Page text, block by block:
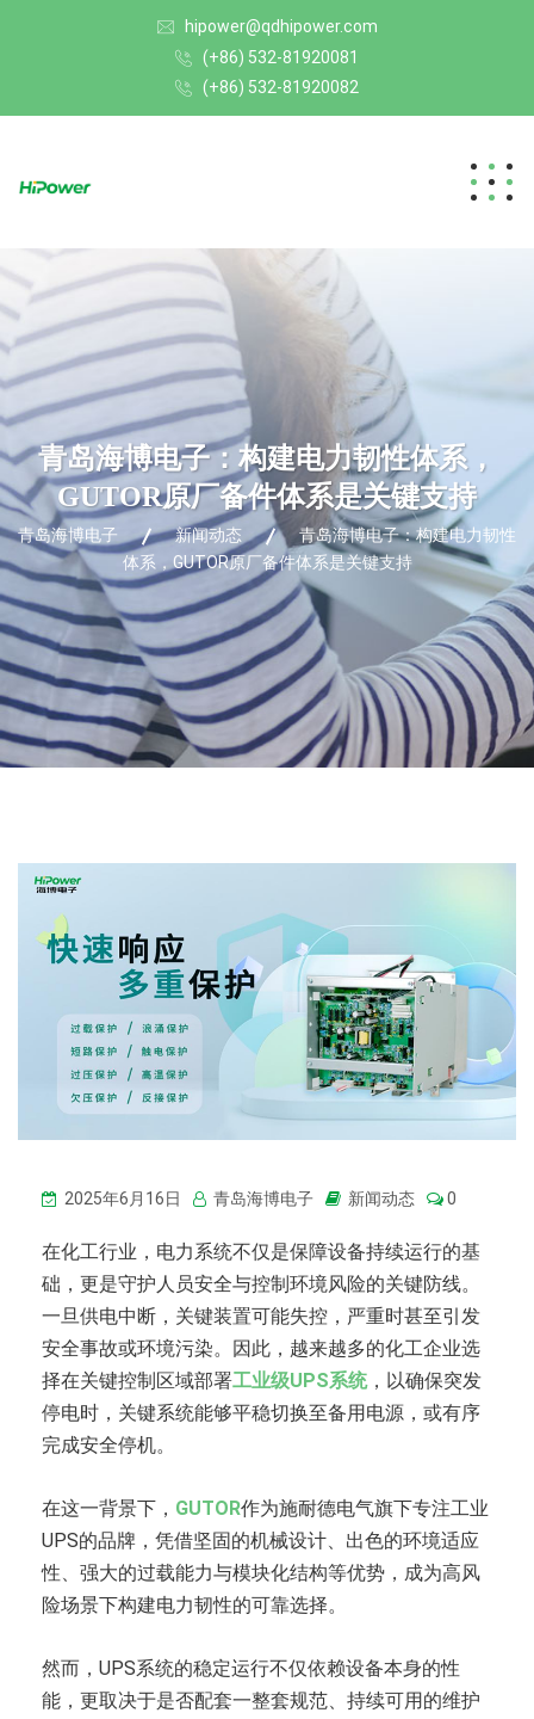
hipower@qdhipower.com
(+86) 532-81920081
(+86) 532-81920082
青岛海博电子：构建电力韧性体系，
GUTOR原厂备件体系是关键支持
青岛海博电子 新闻动态
青岛海博电子：构建电力韧性
体系，GUTOR原厂备件体系是关键支持
2025年6月16日 青岛海博电子 新闻动态 0
在化工行业，电力系统不仅是保障设备持续运行的基
础，更是守护人员安全与控制环境风险的关键防线。
一旦供电中断，关键装置可能失控，严重时甚至引发
安全事故或环境污染。因此，越来越多的化工企业选
择在关键控制区域部署工业级UPS系统，以确保突发
停电时，关键系统能够平稳切换至备用电源，或有序
完成安全停机。
在这一背景下， GUTOR作为施耐德电气旗下专注工业
UPS的品牌，凭借坚固的机械设计、出色的环境适应
性、强大的过载能力与模块化结构等优势，成为高风
险场景下构建电力韧性的可靠选择。
然而，UPS系统的稳定运行不仅依赖设备本身的性
能，更取决于是否配套一整套规范、持续可用的维护